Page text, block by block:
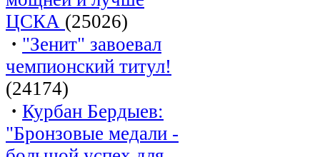
ЦСКА (25026)
· "Зенит" завоевал
чемпионский титул!
(24174)
· Курбан Бердыев:
"Бронзовые медали -